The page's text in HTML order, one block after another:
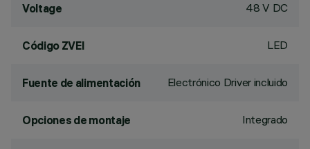
Voltage 48 V DC
Código ZVEI LED
Fuente de alimentación Electrónico Driver incluido
Opciones de montaje Integrado